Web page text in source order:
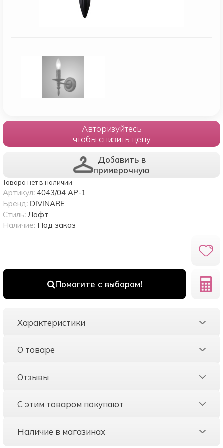
Авторизуйтесь
чтобы снизить цену
Добавить в
примерочную
Товара нет в наличии
Помогите с выбором!
Артикул: 4043/04 AP-1
Бренд: DIVINARE
Стиль: Лофт
Наличие: Под заказ
Характеристики
О товаре
Отзывы
С этим товаром покупают
Наличие в магазинах